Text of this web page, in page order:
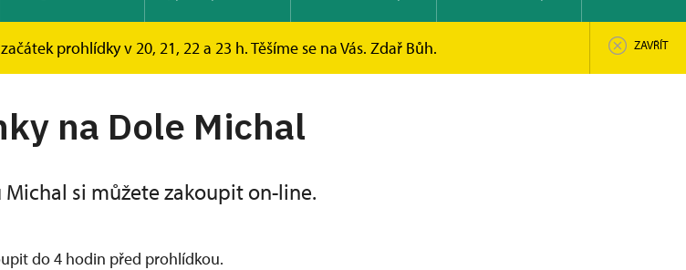
prohlídky v 20, 21, 22 a 23 h. Těšíme se na Vás. Zdař Bůh. ZAVŘÍT
na Dole Michal
si můžete zakoupit on-line.
do 4 hodin před prohlídkou.